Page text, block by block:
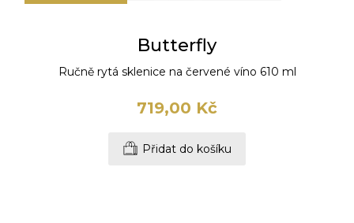
Butterfly
Ručně rytá sklenice na červené víno 610 ml
719,00 Kč
Přidat do košíku